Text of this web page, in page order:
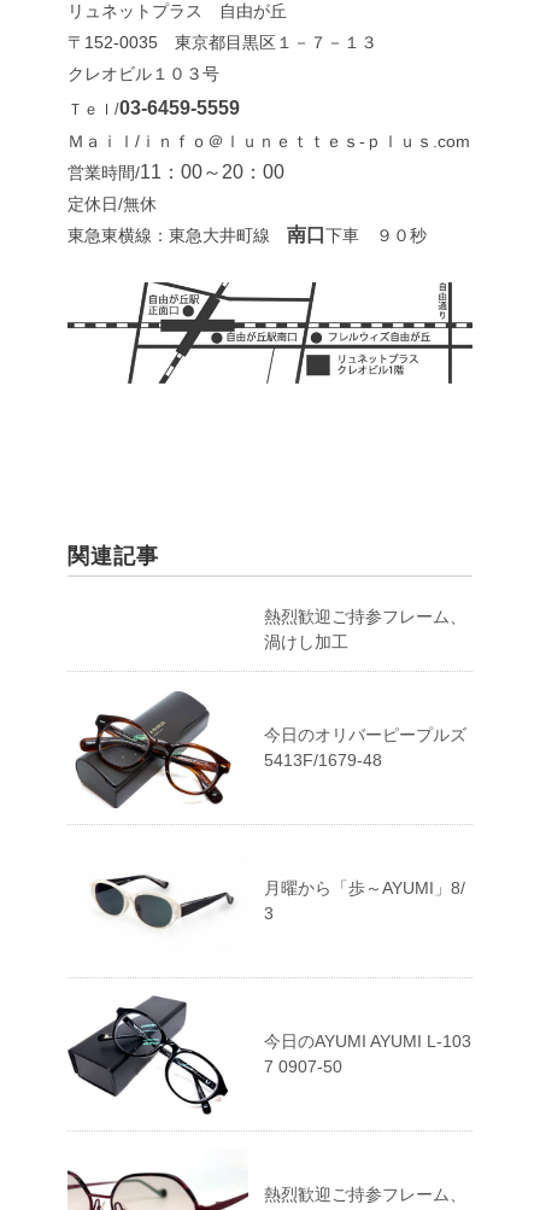
リュネットプラス 自由が丘
〒152-0035 東京都目黒区１－７－１３
クレオビル１０３号
Ｔｅｌ/03-6459-5559
Ｍａｉｌ/ｉｎｆｏ＠ｌｕｎｅｔｔｅｓ-ｐｌｕｓ.com
営業時間/11：00～20：00
定休日/無休
東急東横線：東急大井町線 南口 下車 ９０秒
関連記事
熱烈歓迎ご持参フレーム、
渦けし加工
今日のオリバーピープルズ
5413F/1679-48
月曜から「歩～AYUMI」8/
3
今日のAYUMI AYUMI L-103
7 0907-50
熱烈歓迎ご持参フレーム、